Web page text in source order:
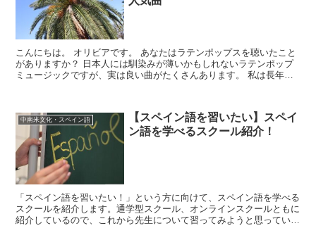
こんにちは。 オリビアです。 あなたはラテンポップスを聴いたこと
がありますか？ 日本人には馴染みが薄いかもしれないラテンポップ
ミュージックですが、実は良い曲がたくさんあります。 私は長年サ
中南米文化・スペイン語
【スペイン語を習いたい】スペイ
ン語を学べるスクール紹介！
「スペイン語を習いたい！」という方に向けて、スペイン語を学べる
スクールを紹介します。通学型スクール、オンラインスクールともに
紹介しているので、これから先生について習ってみようと思っている